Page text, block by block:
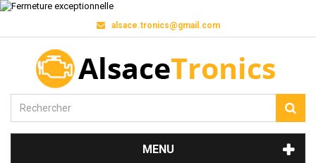
alsace.tronics@gmail.com
MENU